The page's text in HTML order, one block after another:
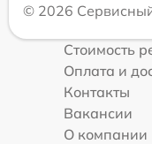
© 2026
Стоимость
Оплата и
Контакты
Вакансии
О компании